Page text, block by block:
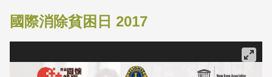
國際消除貧困日 2017